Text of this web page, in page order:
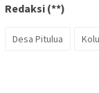
Redaksi (**)
Desa Pitulua